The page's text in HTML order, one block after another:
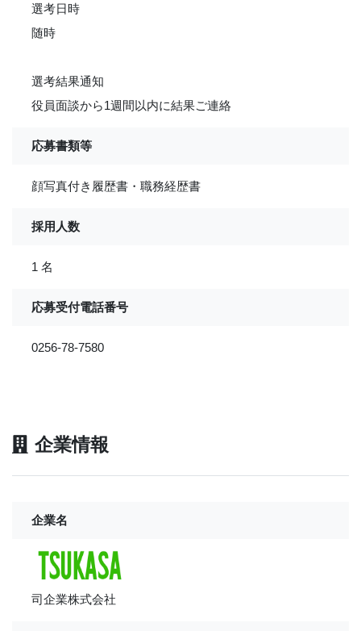
選考日時
随時
選考結果通知
役員面談から1週間以内に結果ご連絡
応募書類等
顔写真付き履歴書・職務経歴書
採用人数
1 名
応募受付電話番号
0256-78-7580
企業情報
企業名
司企業株式会社